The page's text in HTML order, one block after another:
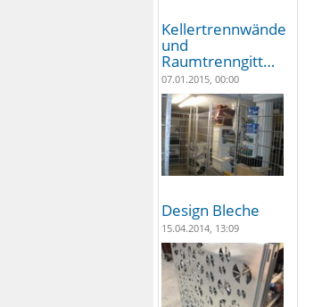
Kellertrennwände
und
Raumtrenngitt…
07.01.2015, 00:00
Design Bleche
15.04.2014, 13:09